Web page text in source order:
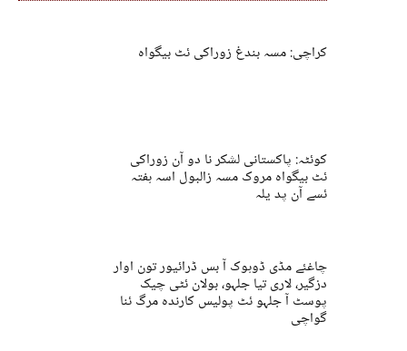
کراچی: مسہ بندغ زوراکی ئٹ بیگواہ
کوئٹہ: پاکستانی لشکر نا دو آن زوراکی
ئٹ بیگواہ مروک مسہ زالبول اسہ ہفتہ
ئسے آن پد یلہ
چاغئے مڈی ڈوہوک آ بس ڈرائیور تون اوار
دزگیر، لاری تیا جلہو، بولان ئٹی چیک
پوسٹ آ جلہو ئٹ پولیس کارندہ مرگ ئنا
گواچی